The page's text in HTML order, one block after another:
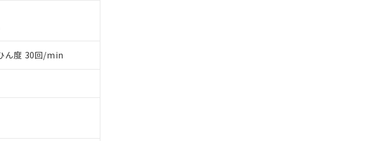
ん度 30回/min
いただくには、I-Webメンバーズにご登録され
リストについて、当社および当社の共同利用者
商談に必要な範囲で利用することをご了承くだ
遡って非含有を証明するものではありません。
ことを示します。
いし、環境に深刻な影響を及ぼさない年数を意
い。
キャンセル
取引先、またはお客様担当のオムロン制御
いない機種